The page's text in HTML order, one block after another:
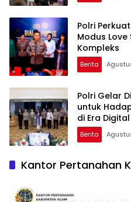
Polri
Modus
Kompleks
Berita
Polri Gelar
untuk
di Era Digital
Berita
Kantor Pertanahan